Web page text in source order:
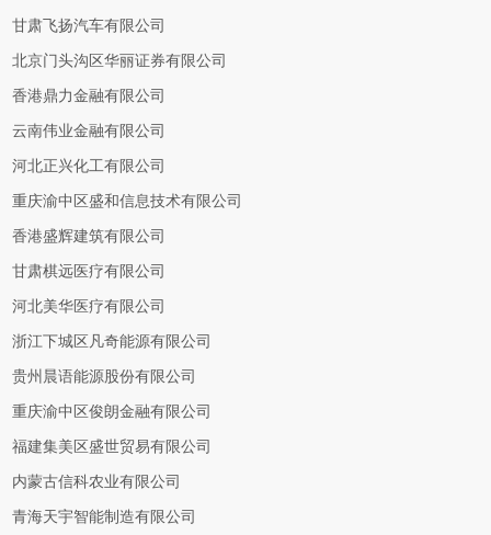
甘肃飞扬汽车有限公司
北京门头沟区华丽证券有限公司
香港鼎力金融有限公司
云南伟业金融有限公司
河北正兴化工有限公司
重庆渝中区盛和信息技术有限公司
香港盛辉建筑有限公司
甘肃棋远医疗有限公司
河北美华医疗有限公司
浙江下城区凡奇能源有限公司
贵州晨语能源股份有限公司
重庆渝中区俊朗金融有限公司
福建集美区盛世贸易有限公司
内蒙古信科农业有限公司
青海天宇智能制造有限公司